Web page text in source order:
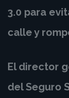
3.0 para
calle y
El director
del Seguro